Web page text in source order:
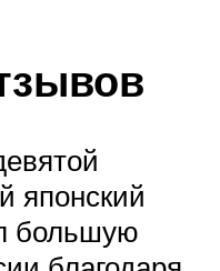
японский
большую